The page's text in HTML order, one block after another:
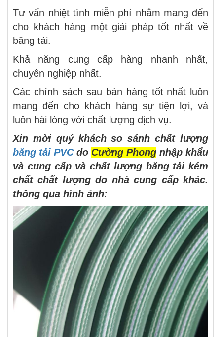
Tư vấn nhiệt tình miễn phí nhằm mang đến
cho khách hàng một giải pháp tốt nhất về
băng tải.
Khả năng cung cấp hàng nhanh nhất,
chuyên nghiệp nhất.
Các chính sách sau bán hàng tốt nhất luôn
mang đến cho khách hàng sự tiện lợi, và
luôn hài lòng với chất lượng dịch vụ.
Xin mời quý khách so sánh chất lượng
băng tải PVCdo Cường Phong nhập khẩu
và cung cấp và chất lượng băng tải kém
chất chất lượng do nhà cung cấp khác.
thông qua hình ảnh: